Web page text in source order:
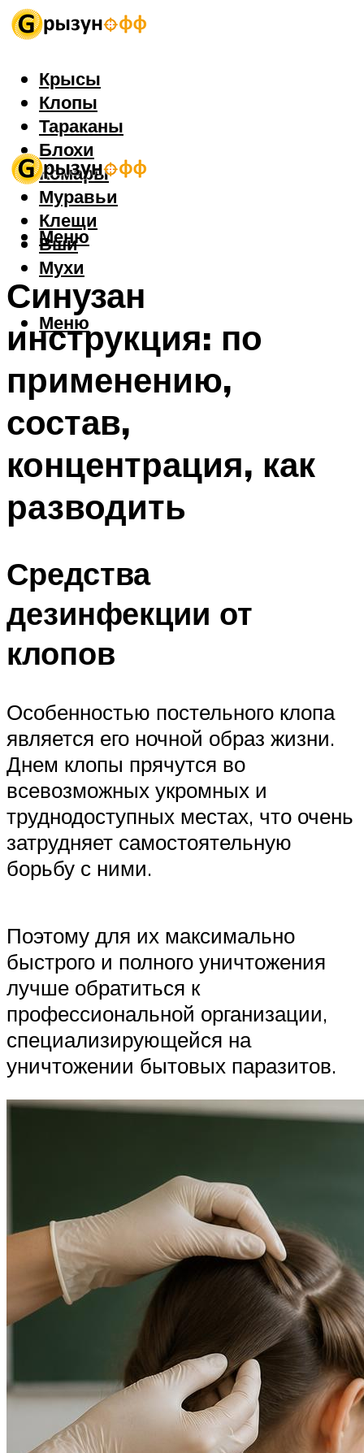
Крысы
Клопы
Тараканы
Блохи
Комары
Муравьи
Клещи
Вши
Мухи
Меню
Меню
Синузан
инструкция: по
применению,
состав,
концентрация, как
разводить
Средства
дезинфекции от
клопов
Особенностью постельного клопа
является его ночной образ жизни.
Днем клопы прячутся во
всевозможных укромных и
труднодоступных местах, что очень
затрудняет самостоятельную
борьбу с ними.
Поэтому для их максимально
быстрого и полного уничтожения
лучше обратиться к
профессиональной организации,
специализирующейся на
уничтожении бытовых паразитов.